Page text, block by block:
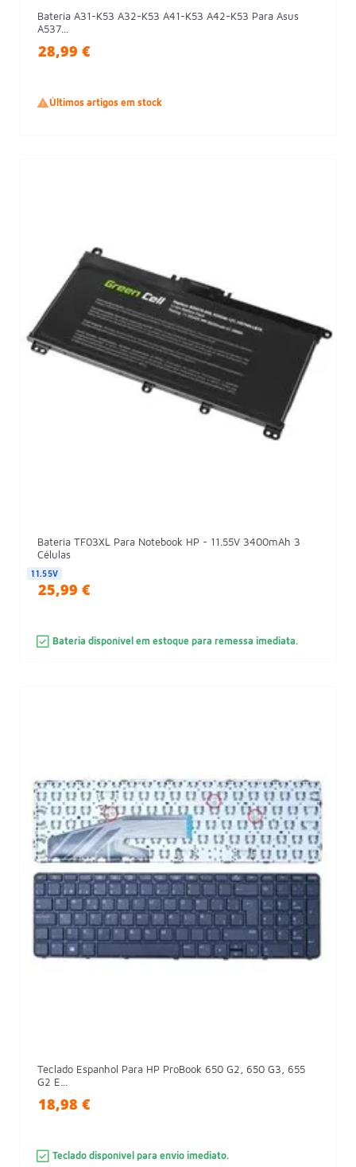
Bateria A31-K53 A32-K53 A41-K53 A42-K53 Para Asus
A537...
28,99 €
Últimos artigos em stock
Bateria TF03XL Para Notebook HP - 11.55V 3400mAh 3
Células
11.55V
25,99 €
Bateria disponível em estoque para remessa imediata.
Teclado Espanhol Para HP ProBook 650 G2, 650 G3, 655
G2 E...
18,98 €
Teclado disponível para envio imediato.